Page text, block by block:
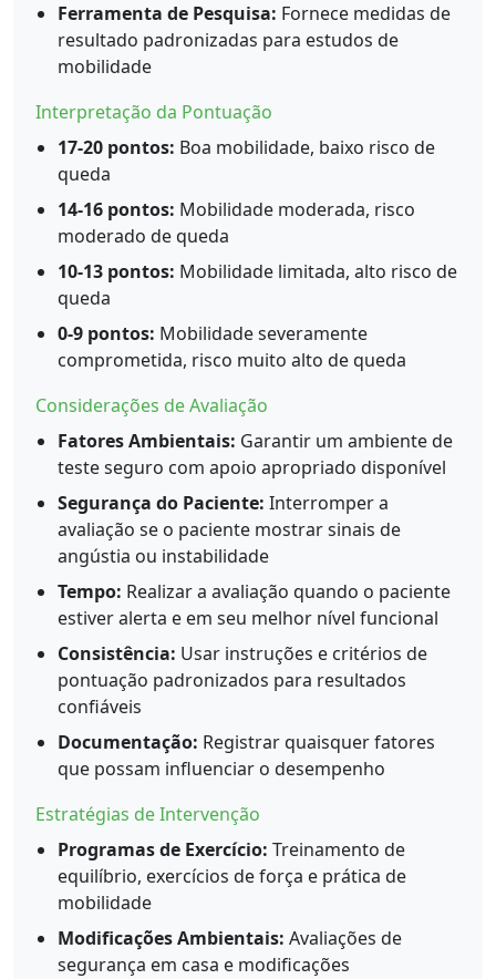
Ferramenta de Pesquisa: Fornece medidas de
resultado padronizadas para estudos de
mobilidade
Interpretação da Pontuação
17-20 pontos: Boa mobilidade, baixo risco de
queda
14-16 pontos: Mobilidade moderada, risco
moderado de queda
10-13 pontos: Mobilidade limitada, alto risco de
queda
0-9 pontos: Mobilidade severamente
comprometida, risco muito alto de queda
Considerações de Avaliação
Fatores Ambientais: Garantir um ambiente de
teste seguro com apoio apropriado disponível
Segurança do Paciente: Interromper a
avaliação se o paciente mostrar sinais de
angústia ou instabilidade
Tempo: Realizar a avaliação quando o paciente
estiver alerta e em seu melhor nível funcional
Consistência: Usar instruções e critérios de
pontuação padronizados para resultados
confiáveis
Documentação: Registrar quaisquer fatores
que possam influenciar o desempenho
Estratégias de Intervenção
Programas de Exercício: Treinamento de
equilíbrio, exercícios de força e prática de
mobilidade
Modificações Ambientais: Avaliações de
segurança em casa e modificações